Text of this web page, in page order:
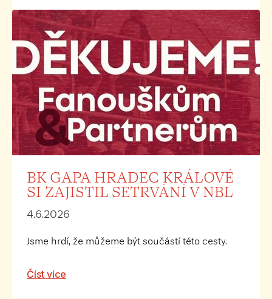
BK GAPA HRADEC KRÁLOVÉ
SI ZAJISTIL SETRVÁNÍ V NBL
4.6.2026
Jsme hrdí, že můžeme být součástí této cesty.
Číst více